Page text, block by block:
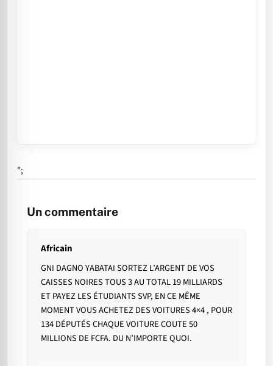
";
Un commentaire
Africain
GNI DAGNO YABATAI SORTEZ L’ARGENT DE VOS
CAISSES NOIRES TOUS 3 AU TOTAL 19 MILLIARDS
ET PAYEZ LES ÉTUDIANTS SVP, EN CE MÊME
MOMENT VOUS ACHETEZ DES VOITURES 4×4 , POUR
134 DÉPUTÉS CHAQUE VOITURE COUTE 50
MILLIONS DE FCFA. DU N’IMPORTE QUOI.